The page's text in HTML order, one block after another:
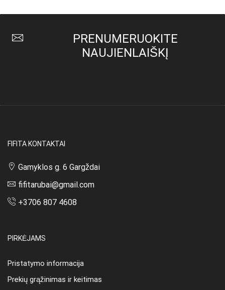
PRENUMERUOKITE
NAUJIENLAIŠKĮ
FIFITA KONTAKTAI
Gamyklos g. 6 Gargždai
fifitarubai@gmail.com
+3706 807 4608
PIRKĖJAMS
Pristatymo informacija
Prekių grąžinimas ir keitimas